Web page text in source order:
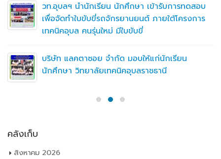
วท.อุบลฯ นำนักเรียน นักศึกษา เข้ารับการทดสอบ
เพื่อจัดทำใบขับขี่รถจักรยานยนต์ ภายใต้โครงการ
เทคนิคอุบล คนรุ่นใหม่ มีใบขับขี่
บริษัท แลคตาซอย จำกัด มอบให้แก่นักเรียน
นักศึกษา วิทยาลัยเทคนิคอุบลราชธานี
คลังเก็บ
สิงหาคม 2026